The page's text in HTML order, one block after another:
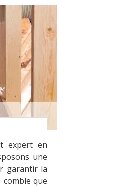
expert en
une
garantir la
que